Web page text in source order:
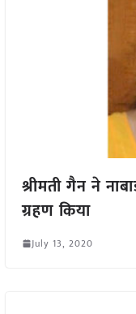
श्रीमती गैन ने
ग्रहण किया
July 13, 2020